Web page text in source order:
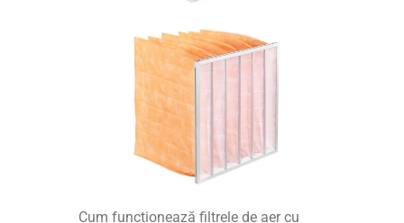
Cum funcționează filtrele de aer cu